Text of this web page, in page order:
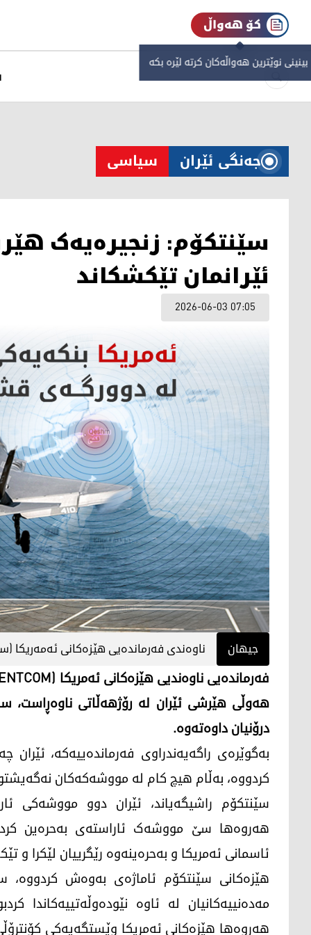
کۆ هەواڵ
نوێترین هەواڵەکان کرتە لێرە بکە
جەنگی ئێران سیاسی
سێنتکۆم: زنجیرەیەک
ئێرانمان تێکشکاند
2026-06-03 07:05
جیهان ناوەندی فەرماندەیی هێزەکانی ئەمەریکا
هەوڵی هێرشی ئێران لە رۆژهەڵاتی
درۆنیان داوەتەوە.
بەگوێرەی راگەیەندراوی فەرماندەییەکە،
کردووە، بەڵام هیچ کام لە مووشەکەکان
سێنتکۆم راشیگەیاند، ئێران دوو مووشەکی
هەروەها سێ مووشەک ئاراستەی بەحرەین
ئاسمانی ئەمریکا و بەحرەینەوە رێگرییان لێکرا و
هێزەکانی سێنتکۆم ئاماژەی بەوەش کردووە،
مەدەنییەکانیان لە ئاوە نێودەوڵەتییەکاندا
هەروەها هێزەکانی ئەمریکا وێستگەیەکی